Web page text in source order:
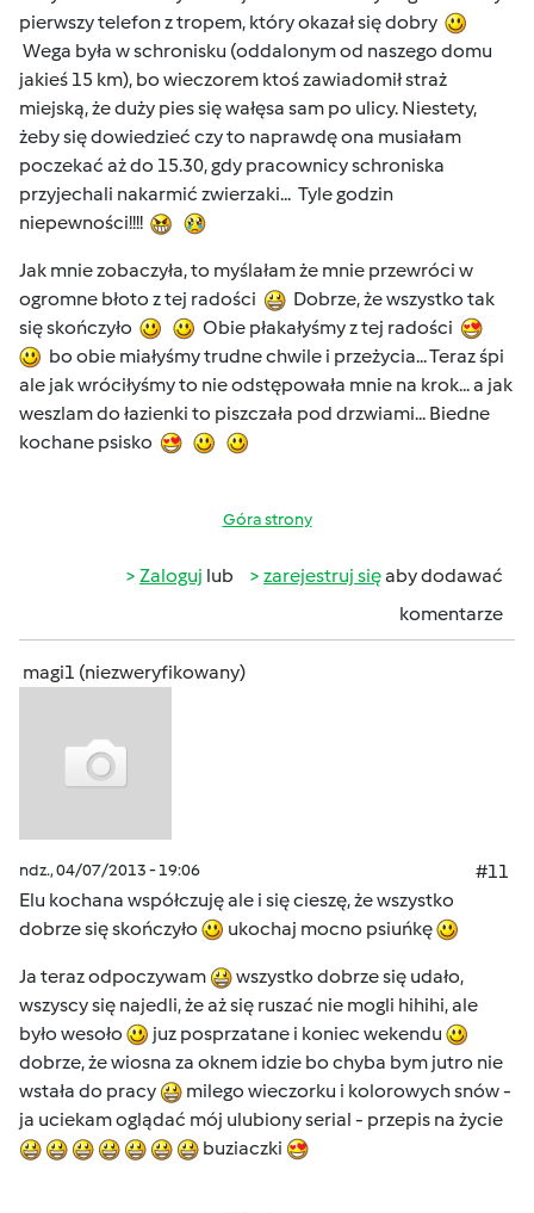
pierwszy telefon z tropem, który okazał się dobry
Wega była w schronisku (oddalonym od naszego domu
jakieś 15 km), bo wieczorem ktoś zawiadomił straż
miejską, że duży pies się wałęsa sam po ulicy. Niestety,
żeby się dowiedzieć czy to naprawdę ona musiałam
poczekać aż do 15.30, gdy pracownicy schroniska
przyjechali nakarmić zwierzaki... Tyle godzin
niepewności!!!!
Jak mnie zobaczyła, to myślałam że mnie przewróci w
ogromne błoto z tej radości
Dobrze, że wszystko tak
się skończyło
Obie płakałyśmy z tej radości
bo obie miałyśmy trudne chwile i przeżycia... Teraz śpi
ale jak wróciłyśmy to nie odstępowała mnie na krok... a jak
weszlam do łazienki to piszczała pod drzwiami... Biedne
kochane psisko
Góra strony
Zaloguj lub zarejestruj sięaby dodawać
komentarze
magi1 (niezweryfikowany)
ndz., 04/07/2013 - 19:06
#11
Elu kochana współczuję ale i się cieszę, że wszystko
dobrze się skończyło
ukochaj mocno psiuńkę
Ja teraz odpoczywam
wszystko dobrze się udało,
wszyscy się najedli, że aż się ruszać nie mogli hihihi, ale
było wesoło
juz posprzatane i koniec wekendu
dobrze, że wiosna za oknem idzie bo chyba bym jutro nie
wstała do pracy
milego wieczorku i kolorowych snów -
ja uciekam oglądać mój ulubiony serial - przepis na życie
buziaczki